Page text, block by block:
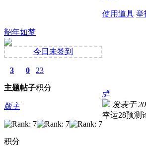
使用道具 举
韶年如梦
今日未签到
3
主题
0
帖子
23
积分
版主
积分
5#
发表于
幸运28预测